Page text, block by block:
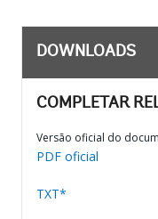
DOWNLOADS
COMPLETAR
Versão oficial do
PDF oficial
TXT*